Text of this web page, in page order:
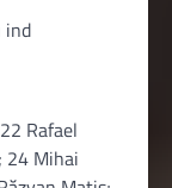
ind
Rafael
24 Mihai